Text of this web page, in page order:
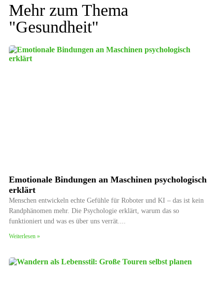
Mehr zum Thema
"Gesundheit"
Emotionale Bindungen an Maschinen psychologisch
erklärt
Menschen entwickeln echte Gefühle für Roboter und KI – das ist kein
Randphänomen mehr. Die Psychologie erklärt, warum das so
funktioniert und was es über uns verrät.
Weiterlesen »